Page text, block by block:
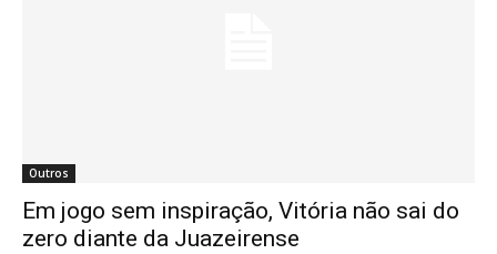
Outros
Em jogo sem inspiração, Vitória não sai do
zero diante da Juazeirense